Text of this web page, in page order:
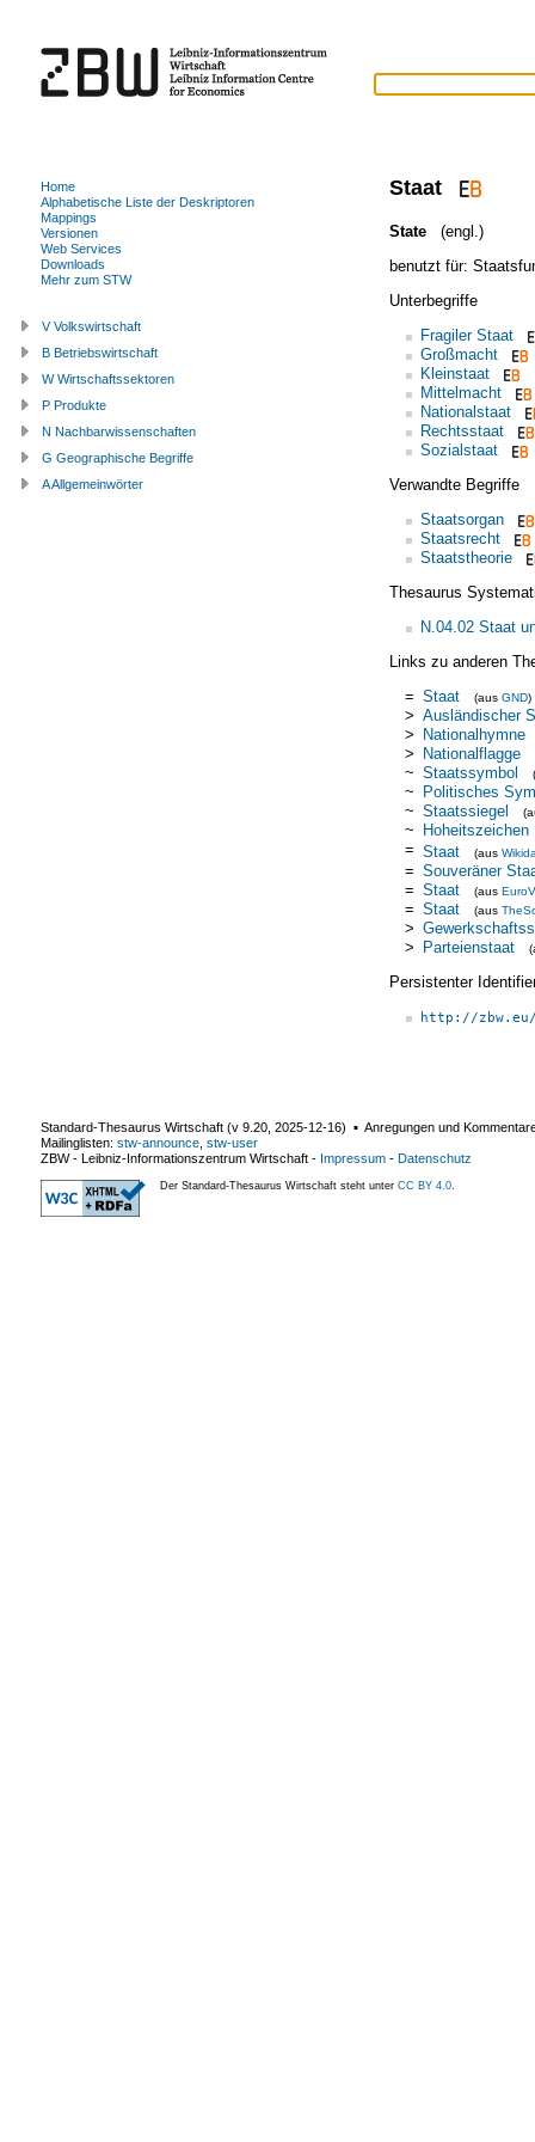
Staat
State
(engl.)
benutzt für:
Unterbegriffe
Fragiler Staat
Großmacht
Kleinstaat
Mittelmacht
Nationalstaat
Rechtsstaat
Sozialstaat
Verwandte Begriffe
Staatsorgan
Staatsrecht
Staatstheorie
Thesaurus
N.04.02 Staat
Links zu anderen
= Staat (aus GND)
> Ausländischer
> Nationalhymne
> Nationalflagge
~ Staatssymbol
~ Politisches
~ Staatssiegel
~ Hoheitszeichen
= Staat (aus
= Souveräner
= Staat (aus
= Staat (aus
>
> Parteienstaat
Persistenter
http://
Home
Alphabetische Liste der Deskriptoren
Mappings
Versionen
Web Services
Downloads
Mehr zum STW
V Volkswirtschaft
B Betriebswirtschaft
W Wirtschaftssektoren
P Produkte
N Nachbarwissenschaften
G Geographische Begriffe
A Allgemeinwörter
Standard-Thesaurus Wirtschaft (v 9.20 2025-12-16) ▪ Anregungen und
Mailinglisten: stw-announce stw-user
ZBW - Leibniz-Informationszentrum Wirtschaft - Impressum - Datenschutz
Der Standard-Thesaurus Wirtschaft steht unter CC BY 4.0